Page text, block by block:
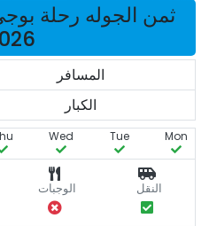
ثمن الجوله رحلة
المسافر
الكبار
Mon
Tue
Wed
النقل الوجبات